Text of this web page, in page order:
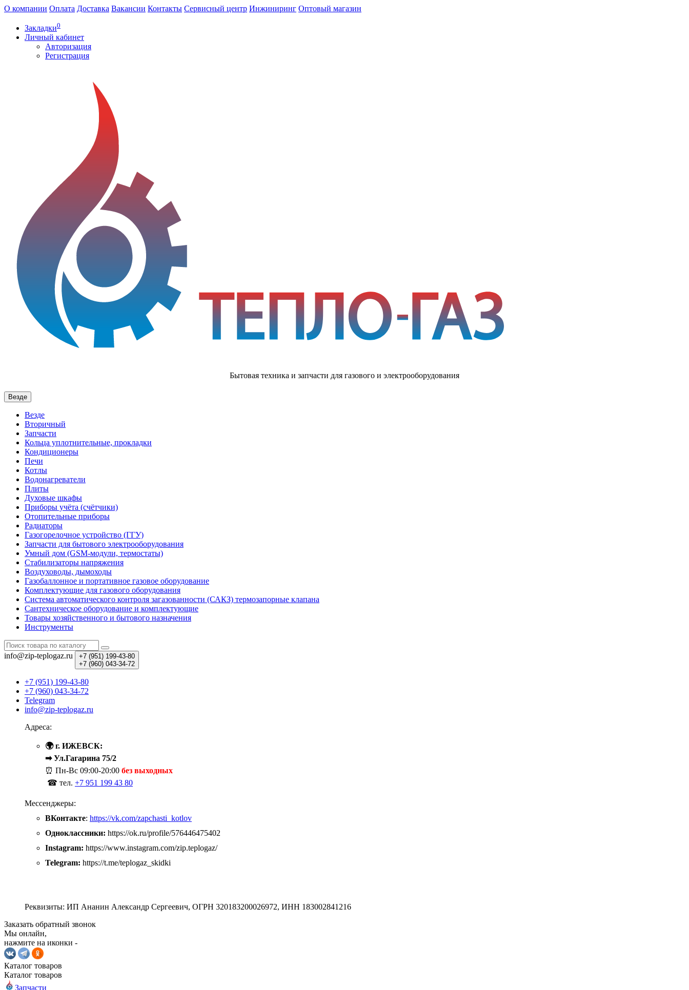
О компании Оплата Доставка Вакансии Контакты Сервисный центр Инжиниринг Оптовый магазин
Закладки0
Личный кабинет
Авторизация
Регистрация
Бытовая техника и запчасти для газового и электрооборудования
Везде
Везде
Вторичный
Запчасти
Кольца уплотнительные, прокладки
Кондиционеры
Печи
Котлы
Водонагреватели
Плиты
Духовые шкафы
Приборы учёта (счётчики)
Отопительные приборы
Радиаторы
Газогорелочное устройство (ГГУ)
Запчасти для бытового электрооборудования
Умный дом (GSM-модули, термостаты)
Cтабилизаторы напряжения
Воздуховоды, дымоходы
Газобаллонное и портативное газовое оборудование
Комплектующие для газового оборудования
Система автоматического контроля загазованности (САКЗ) термозапорные клапана
Сантехническое оборудование и комплектующие
Товары хозяйственного и бытового назначения
Инструменты
info@zip-teplogaz.ru +7 (951) 199-43-80
+7 (960) 043-34-72
+7 (951) 199-43-80
+7 (960) 043-34-72
Telegram
info@zip-teplogaz.ru
Адреса:
🌍 г. ИЖЕВСК:
➡ Ул.Гагарина 75/2
⏰ Пн-Вс 09:00-20:00 без выходных
☎ тел. +7 951 199 43 80
Мессенджеры:
ВКонтакте: https://vk.com/zapchasti_kotlov
Одноклассники: https://ok.ru/profile/576446475402
Instagram: https://www.instagram.com/zip.teplogaz/
Telegram: https://t.me/teplogaz_skidki
Реквизиты: ИП Ананин Александр Сергеевич, ОГРН 320183200026972, ИНН 183002841216
Заказать обратный звонок
Мы онлайн,
нажмите на иконки -
Каталог товаров
Каталог товаров
Запчасти